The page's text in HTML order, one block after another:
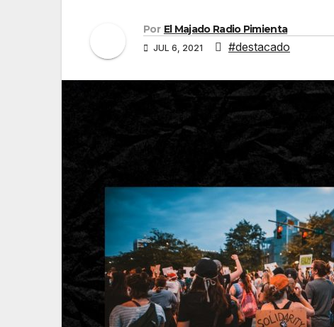
Por El Majado Radio Pimienta
JUL 6, 2021 #destacado